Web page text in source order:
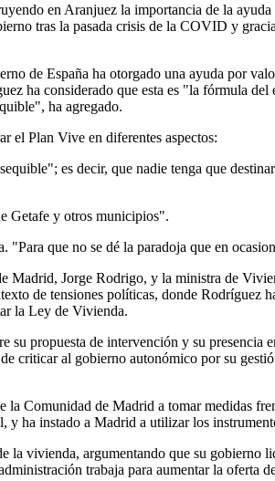
en Aranjuez la importancia de la
tras la pasada crisis de la COVID y
de España ha otorgado una ayuda por
ha considerado que esta es "la fórmula
ha agregado.
el Plan Vive en diferentes aspectos:
es decir, que nadie tenga que
Getafe y otros municipios".
que no se dé la paradoja que en
Madrid, Jorge Rodrigo, y la ministra de
de tensiones políticas, donde
la Ley de Vivienda.
propuesta de intervención y su
criticar al gobierno autonómico por su
Comunidad de Madrid a tomar medidas
ha instado a Madrid a utilizar los
vivienda, argumentando que su gobierno
trabaja para aumentar la oferta